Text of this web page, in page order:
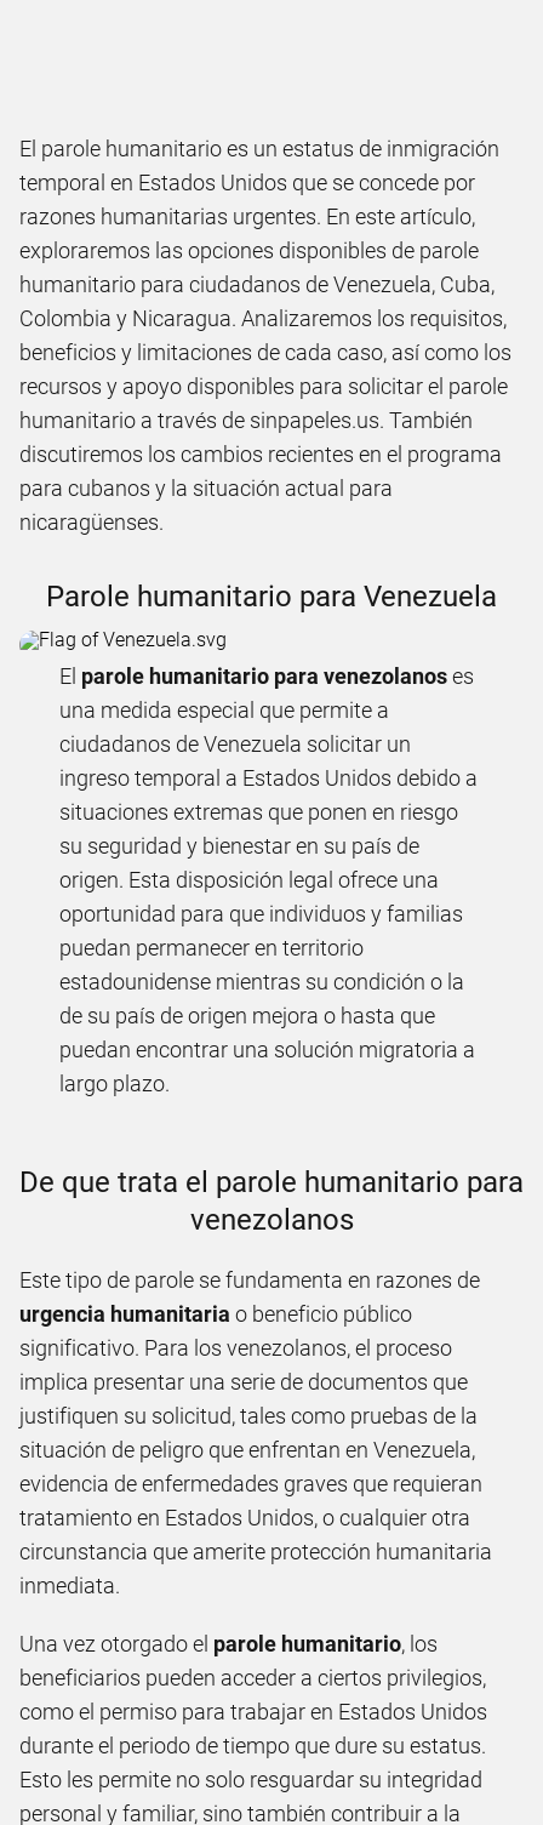
El parole humanitario es un estatus de inmigración
temporal en Estados Unidos que se concede por
razones humanitarias urgentes. En este artículo,
exploraremos las opciones disponibles de parole
humanitario para ciudadanos de Venezuela, Cuba,
Colombia y Nicaragua. Analizaremos los requisitos,
beneficios y limitaciones de cada caso, así como los
recursos y apoyo disponibles para solicitar el parole
humanitario a través de sinpapeles.us. También
discutiremos los cambios recientes en el programa
para cubanos y la situación actual para
nicaragüenses.
Parole humanitario para Venezuela
El parole humanitario para venezolanoses
una medida especial que permite a
ciudadanos de Venezuela solicitar un
ingreso temporal a Estados Unidos debido a
situaciones extremas que ponen en riesgo
su seguridad y bienestar en su país de
origen. Esta disposición legal ofrece una
oportunidad para que individuos y familias
puedan permanecer en territorio
estadounidense mientras su condición o la
de su país de origen mejora o hasta que
puedan encontrar una solución migratoria a
largo plazo.
De que trata el parole humanitario para
venezolanos
Este tipo de parole se fundamenta en razones de
urgencia humanitaria o beneficio público
significativo. Para los venezolanos, el proceso
implica presentar una serie de documentos que
justifiquen su solicitud, tales como pruebas de la
situación de peligro que enfrentan en Venezuela,
evidencia de enfermedades graves que requieran
tratamiento en Estados Unidos, o cualquier otra
circunstancia que amerite protección humanitaria
inmediata.
Una vez otorgado el parole humanitario, los
beneficiarios pueden acceder a ciertos privilegios,
como el permiso para trabajar en Estados Unidos
durante el periodo de tiempo que dure su estatus.
Esto les permite no solo resguardar su integridad
personal y familiar, sino también contribuir a la